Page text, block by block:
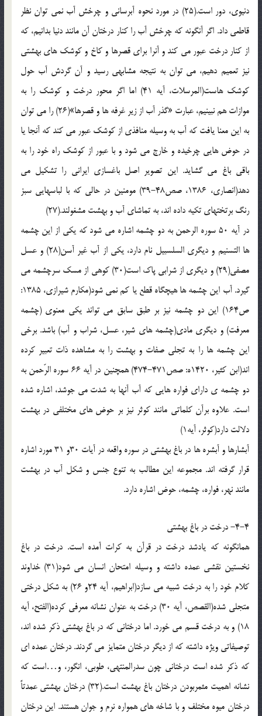
دنیوی، دور است.(25) در مورد نحوه آبرسانی و چرخش آب نمی توان نظر
قاطعی داد. اگر آنگونه که چرخش آب را کنار درختان آن مانند دنیا بدانیم، که
از کنار درخت عبور می کند و آنرا برای قصرها و کاخ و کوشک های بهشتی
نیز تعمیم دهیم، می توان به نتیجه مشابهی رسید و آن گردش آب حول
کوشک هاست(المرسلات، آیه 41) اما اگر محور درخت و کوشک را به
موازات هم نبینیم، عبارت «گذر آب از زیر غرفه ها و قصرها»(26) را می توان
به این معنا یافت که آب به وسیله منافذی از کوشک عبور می کند که آنجا یا
در حوض هایی چرخیده و خارج می شود و با عبور از کوشک راه خود را به
باقی باغ می گشاید. این تصویر اصل باغسازی ایرانی را تشکیل می
دهد(انصاری، 1386، صص48-39) مومنین در حالی که با لباسهایی سبز
رنگ برتختهای تکیه داده اند، به تماشای آب و بهشت مشغولند.(27)
در آیه 50 سوره الرحمن به دو چشمه اشاره می شود که یکی از این چشمه
ها التسنیم و دیگری السلسبیل نام دارد، یکی از آب غیر آسن(28) و عسل
مصفی(29) و دیگری از شرابی پاک است(30) کوهی از مسک سرچشمه می
گیرد. آب این چشمه ها هیچگاه قطع یا کم نمی شود(مکارم شیرازی، 1385:
ص164) این دو چشمه نیز بر طبق سابق می تواند یکی معنوی (چشمه
معرفت) و دیگری مادی(چشمه های شیر، عسل، شراب و آب) باشد. برخی
این چشمه ها را به تجلی صفات و بهشت را به مشاهده ذات تعبیر کرده
اند(ابن کثیر، 1420ه: صص471-474) همچنین در آیه 66 سوره الرّحمن به
دو چشمه ی دارای فواره هایی که آب آنها به شدت می جوشد، اشاره شده
است. علاوه برآن کلماتی مانند کوثر نیز بر حوض های مختلفی در بهشت
دلالت دارد(کوثر، آیه1)
آبشارها و آبشره ها در باغ بهشتی در سوره واقعه در آیات 30و 31 مورد اشاره
قرار گرفته اند. مجموعه این مطالب به تنوع جنس و شکل آب در بهشت
مانند نهر، فواره، چشمه، حوض اشاره دارد.
4-4- درخت در باغ بهشتی
همانگونه که یادشد درخت در قرآن به کرات آمده است. درخت در باغ
نخستین نقشی عمده داشته و وسیله امتحان انسان می شود(31) خداوند
کلام خود را به درخت شبیه می سازد(ابراهیم، آیه 24و 26) به شکل درختی
متجلی شده(القصص، آیه 30) درخت به عنوان نشانه معرفی کرده(الفتح، آیه
18) و به درخت قسم می خورد. اما درختانی که در باغ بهشتی ذکر شده اند،
توصیفاتی ویژه داشته که از دیگر درختان متمایز می گردند. درختان عمده ای
که ذکر شده است درختانی چون سدرالمنتهی، طوبی، انگور، و…است که
نشانه اهمیت مثمربودن درختان باغ بهشت است.(32) درختان بهشتی عمدتاً
درختان میوه مختلف و با شاخه های همواره نرم و جوان هستند. این درختان